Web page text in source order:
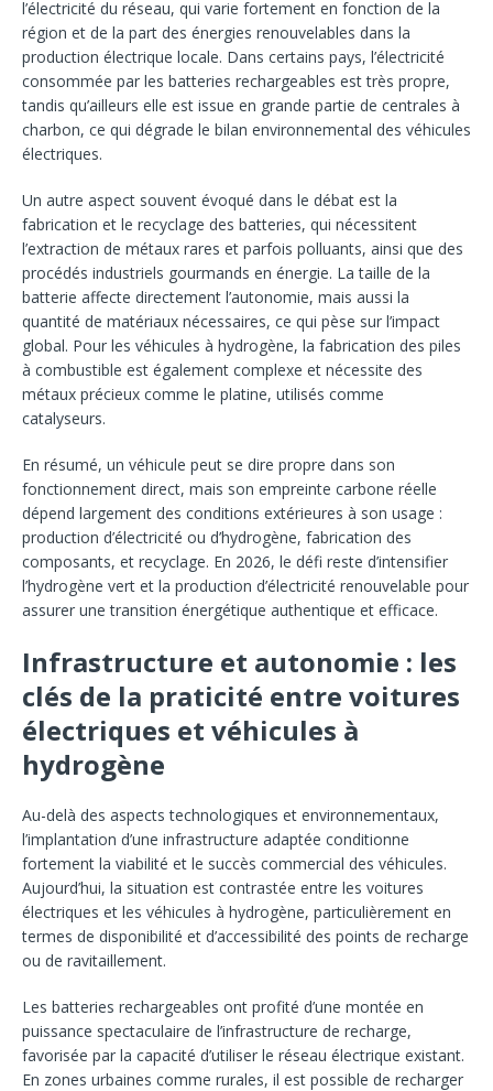
l’électricité du réseau, qui varie fortement en fonction de la
région et de la part des énergies renouvelables dans la
production électrique locale. Dans certains pays, l’électricité
consommée par les batteries rechargeables est très propre,
tandis qu’ailleurs elle est issue en grande partie de centrales à
charbon, ce qui dégrade le bilan environnemental des véhicules
électriques.
Un autre aspect souvent évoqué dans le débat est la
fabrication et le recyclage des batteries, qui nécessitent
l’extraction de métaux rares et parfois polluants, ainsi que des
procédés industriels gourmands en énergie. La taille de la
batterie affecte directement l’autonomie, mais aussi la
quantité de matériaux nécessaires, ce qui pèse sur l’impact
global. Pour les véhicules à hydrogène, la fabrication des piles
à combustible est également complexe et nécessite des
métaux précieux comme le platine, utilisés comme
catalyseurs.
En résumé, un véhicule peut se dire propre dans son
fonctionnement direct, mais son empreinte carbone réelle
dépend largement des conditions extérieures à son usage :
production d’électricité ou d’hydrogène, fabrication des
composants, et recyclage. En 2026, le défi reste d’intensifier
l’hydrogène vert et la production d’électricité renouvelable pour
assurer une transition énergétique authentique et efficace.
Infrastructure et autonomie : les
clés de la praticité entre voitures
électriques et véhicules à
hydrogène
Au-delà des aspects technologiques et environnementaux,
l’implantation d’une infrastructure adaptée conditionne
fortement la viabilité et le succès commercial des véhicules.
Aujourd’hui, la situation est contrastée entre les voitures
électriques et les véhicules à hydrogène, particulièrement en
termes de disponibilité et d’accessibilité des points de recharge
ou de ravitaillement.
Les batteries rechargeables ont profité d’une montée en
puissance spectaculaire de l’infrastructure de recharge,
favorisée par la capacité d’utiliser le réseau électrique existant.
En zones urbaines comme rurales, il est possible de recharger